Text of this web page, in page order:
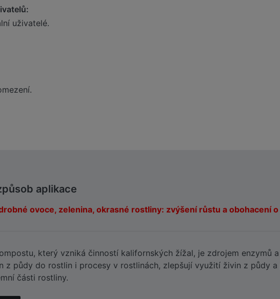
uživatelé.
aplikace
ovoce, zelenina, okrasné rostliny: zvýšení růstu a obohacení
který vzniká činností kalifornských žížal, je zdrojem enzymů
z půdy do rostlin i procesy v rostlinách, zlepšují využití živin z půdy
části rostliny.